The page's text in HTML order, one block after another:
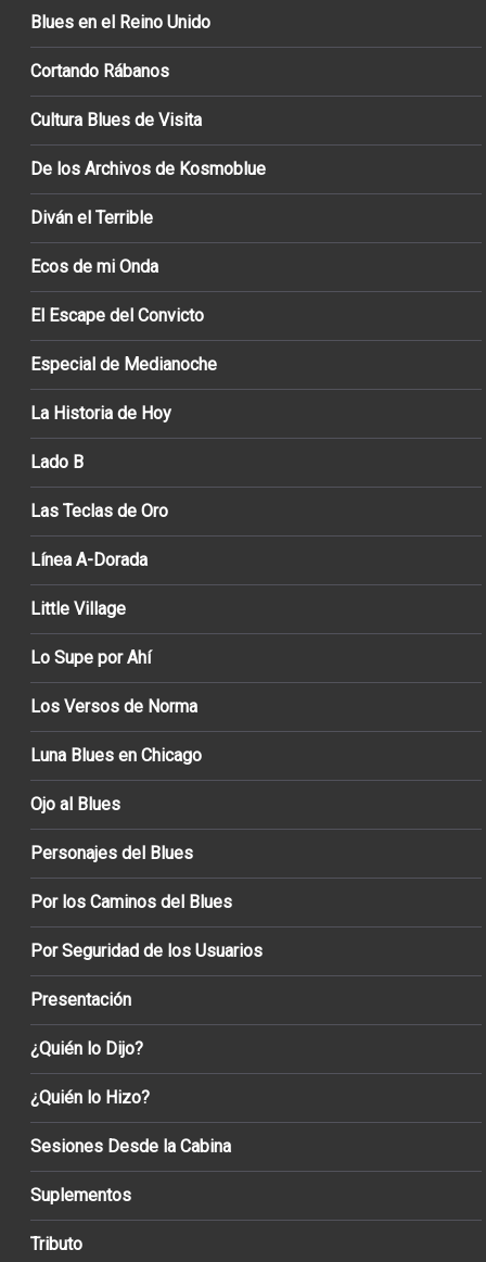
Blues en el Reino Unido
Cortando Rábanos
Cultura Blues de Visita
De los Archivos de Kosmoblue
Diván el Terrible
Ecos de mi Onda
El Escape del Convicto
Especial de Medianoche
La Historia de Hoy
Lado B
Las Teclas de Oro
Línea A-Dorada
Little Village
Lo Supe por Ahí
Los Versos de Norma
Luna Blues en Chicago
Ojo al Blues
Personajes del Blues
Por los Caminos del Blues
Por Seguridad de los Usuarios
Presentación
¿Quién lo Dijo?
¿Quién lo Hizo?
Sesiones Desde la Cabina
Suplementos
Tributo